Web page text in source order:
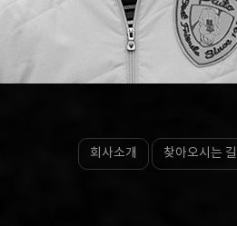
회사소개 찾아오시는 길